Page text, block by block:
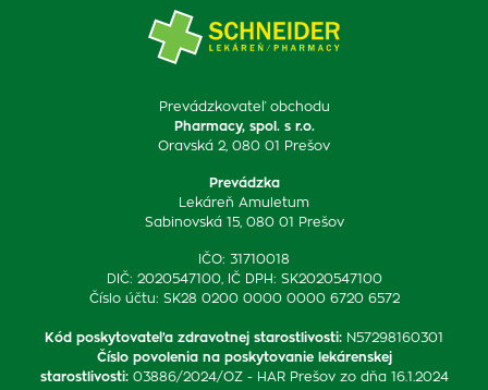
Prevádzkovateľ obchodu
Pharmacy, spol. s r.o.
Oravská 2, 080 01 Prešov
Prevádzka
Lekáreň Amuletum
Sabinovská 15, 080 01 Prešov
IČO: 31710018
DIČ: 2020547100, IČ DPH: SK2020547100
Číslo účtu: SK28 0200 0000 0000 6720 6572
Kód poskytovateľa zdravotnej starostlivosti: N57298160301
Číslo povolenia na poskytovanie lekárenskej
starostlivosti: 03886/2024/OZ - HAR Prešov zo dňa 16.1.2024